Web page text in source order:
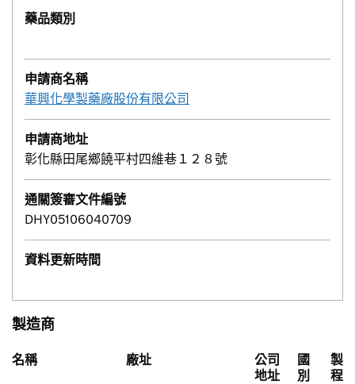
藥品類別
申請商名稱
華興化學製藥廠股份有限公司
申請商地址
彰化縣田尾鄉饒平村四維巷１２８號
通關簽審文件編號
DHY05106040709
資料更新時間
製造商
名稱 廠址
公司
地址
國
別
製
程